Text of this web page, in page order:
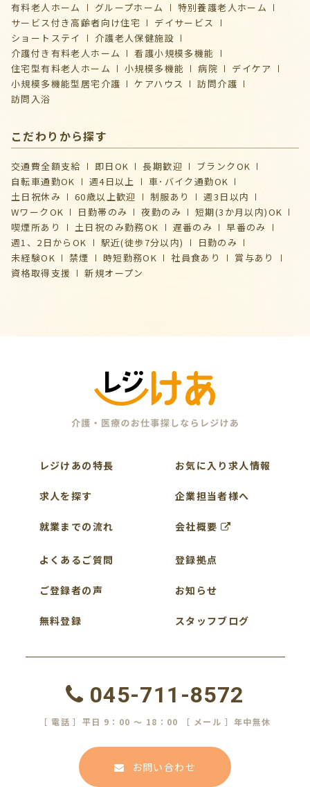
有料老人ホーム グループホーム
特別養護老人ホーム
サービス付き高齢者向け住宅
デイサービス
ショートステイ
介護⽼⼈保健施設
介護付き有料老人ホーム
看護小規模多機能
住宅型有料老人ホーム
小規模多機能 病院
デイケア
⼩規模多機能型居宅介護
ケアハウス
訪問介護
訪問入浴
こだわりから探す
交通費全額支給 即日OK 長期歓迎
ブランクOK
自転車通勤OK
週4日以上
車･バイク通勤OK
土日祝休み
60歳以上歓迎 制服あり
週3日以内
WワークOK
日勤帯のみ 夜勤のみ
短期(3か月以内)OK
喫煙所あり
土日祝のみ勤務OK 遅番のみ
早番のみ
週1、2日からOK
駅近(徒歩7分以内)
日勤のみ
未経験OK
禁煙 時短勤務OK 社員食あり
賞与あり
資格取得支援
新規オープン
レジけあの特長
求人を探す
就業までの流れ
よくあるご質問
ご登録者の声
無料登録
お気に入り求人情報
企業担当者様へ
会社概要
登録拠点
お知らせ
スタッフブログ
045-711-8572
［ 電話 ］平日 9：00 ～ 18：00 ［ メール ］年中無休
お問い合わせ